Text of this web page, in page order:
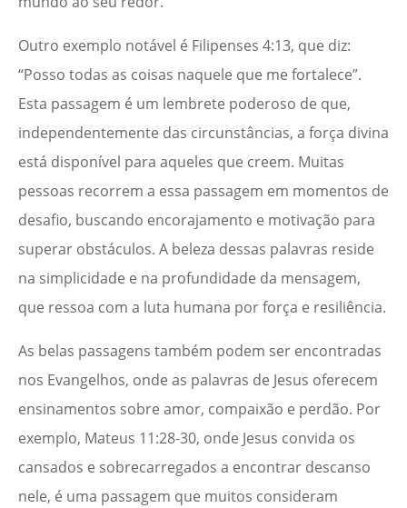
Outro exemplo notável é Filipenses 4:13, que diz:
“Posso todas as coisas naquele que me fortalece”.
Esta passagem é um lembrete poderoso de que,
independentemente das circunstâncias, a força divina
está disponível para aqueles que creem. Muitas
pessoas recorrem a essa passagem em momentos de
desafio, buscando encorajamento e motivação para
superar obstáculos. A beleza dessas palavras reside
na simplicidade e na profundidade da mensagem,
que ressoa com a luta humana por força e resiliência.
As belas passagens também podem ser encontradas
nos Evangelhos, onde as palavras de Jesus oferecem
ensinamentos sobre amor, compaixão e perdão. Por
exemplo, Mateus 11:28-30, onde Jesus convida os
cansados e sobrecarregados a encontrar descanso
nele, é uma passagem que muitos consideram